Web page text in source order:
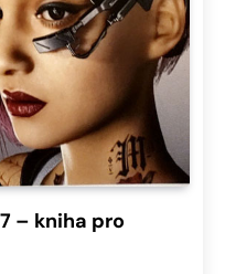
– kniha pro